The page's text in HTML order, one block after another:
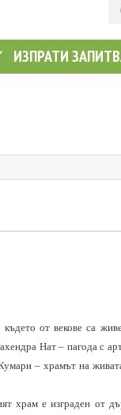
ИЗПРАТИ
от векове са
Нат – пагода с
– храмът на
храм е изграден от